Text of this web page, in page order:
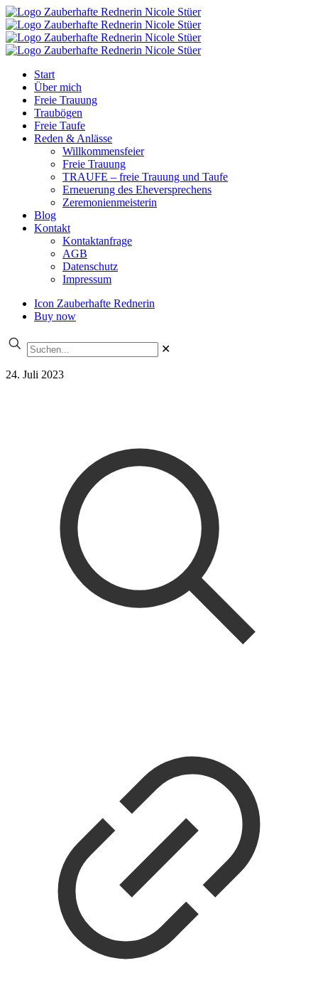
Start
Über mich
Freie Trauung
Traubögen
Freie Taufe
Reden & Anlässe
Willkommensfeier
Freie Trauung
TRAUFE – freie Trauung und Taufe
Erneuerung des Eheversprechens
Zeremonienmeisterin
Blog
Kontakt
Kontaktanfrage
AGB
Datenschutz
Impressum
Icon Zauberhafte Rednerin
Buy now
✕
24. Juli 2023